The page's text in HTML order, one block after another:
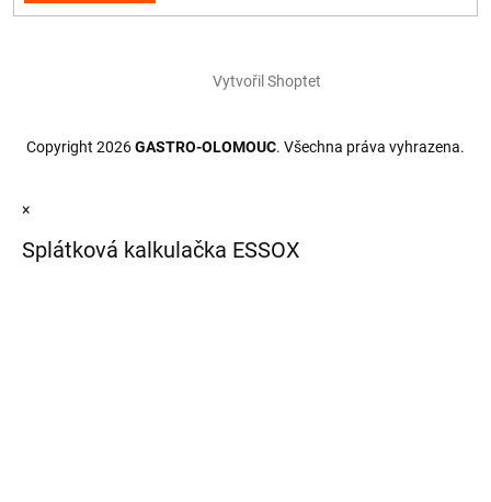
Vytvořil Shoptet
Copyright 2026GASTRO-OLOMOUC. Všechna práva vyhrazena.
×
Splátková kalkulačka ESSOX